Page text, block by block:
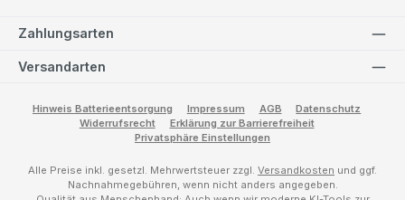
Zahlungsarten
Versandarten
Hinweis Batterieentsorgung Impressum AGB
Datenschutz
Widerrufsrecht
Erklärung zur Barrierefreiheit
Privatsphäre Einstellungen
Alle Preise inkl. gesetzl. Mehrwertsteuer zzgl. Versandkosten und ggf.
Nachnahmegebühren, wenn nicht anders angegeben.